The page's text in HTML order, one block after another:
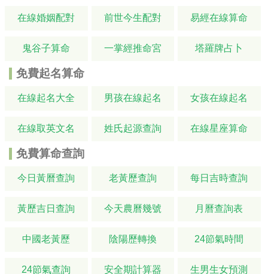
在線婚姻配對 前世今生配對 易經在線算命
鬼谷子算命 一掌經推命宮 塔羅牌占卜
免費起名算命
在線起名大全 男孩在線起名 女孩在線起名
在線取英文名 姓氏起源查詢 在線星座算命
免費算命查詢
今日黃曆查詢 老黃歷查詢 每日吉時查詢
黃歷吉日查詢 今天農曆幾號 月曆查詢表
中國老黃歷 陰陽歷轉換 24節氣時間
24節氣查詢 安全期計算器 生男生女預測